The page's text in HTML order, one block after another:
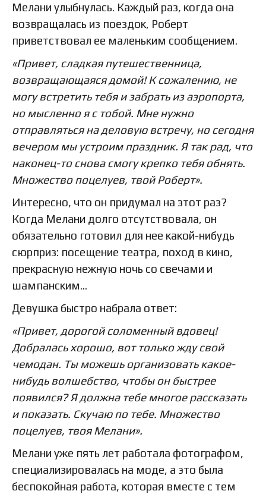
Мелани улыбнулась. Каждый раз, когда она
возвращалась из поездок, Роберт
приветствовал ее маленьким сообщением.
«Привет, сладкая путешественница,
возвращающаяся домой! К сожалению, не
могу встретить тебя и забрать из аэропорта,
но мысленно я с тобой. Мне нужно
отправляться на деловую встречу, но сегодня
вечером мы устроим праздник. Я так рад, что
наконец-то снова смогу крепко тебя обнять.
Множество поцелуев, твой Роберт».
Интересно, что он придумал на этот раз?
Когда Мелани долго отсутствовала, он
обязательно готовил для нее какой-нибудь
сюрприз: посещение театра, поход в кино,
прекрасную нежную ночь со свечами и
шампанским…
Девушка быстро набрала ответ:
«Привет, дорогой соломенный вдовец!
Добралась хорошо, вот только жду свой
чемодан. Ты можешь организовать какое-
нибудь волшебство, чтобы он быстрее
появился? Я должна тебе многое рассказать
и показать. Скучаю по тебе. Множество
поцелуев, твоя Мелани».
Мелани уже пять лет работала фотографом,
специализировалась на моде, а это была
беспокойная работа, которая вместе с тем